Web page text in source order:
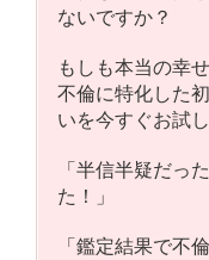
ないですか？
もしも本当の幸
不倫に特化した
いを今すぐお試し
「半信半疑だっ
た！」
「鑑定結果で不